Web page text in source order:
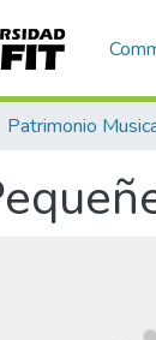
Patrimonio